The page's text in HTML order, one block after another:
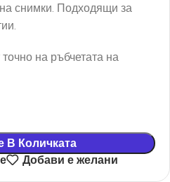
снимки. Подходящи за
на ръбчетата на
В Количката
Добави е желани